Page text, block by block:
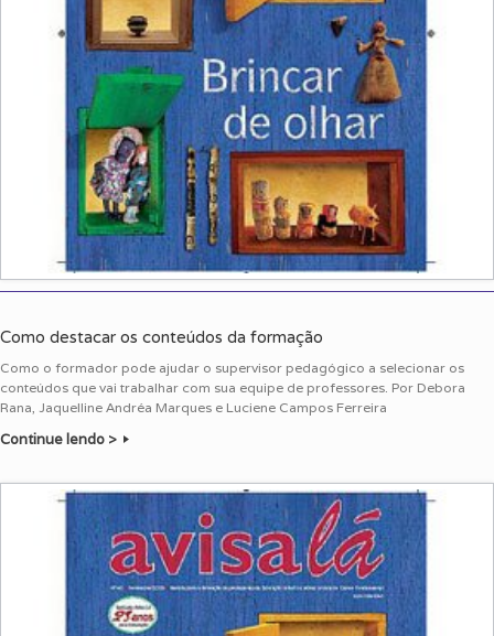
Como destacar os conteúdos da formação
Como o formador pode ajudar o supervisor pedagógico a selecionar os
conteúdos que vai trabalhar com sua equipe de professores. Por Debora
Rana, Jaquelline Andréa Marques e Luciene Campos Ferreira
Continue lendo >